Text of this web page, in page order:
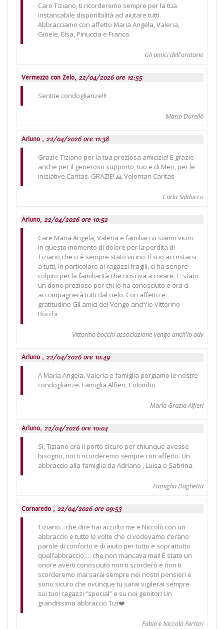
Caro Tiziano, ti ricorderemo sempre per la tua
instancabile disponibilità ad aiutare tutti.
Abbracciamo con affetto Maria Angela, Valeria,
Gioele, Elsa, Pinuccia e Franca.
Gli amici dell'oratorio
Vermezzo con Zelo, 22/04/2026 ore 12:55
Sentite condoglianze!!!
Mario Durello
Arluno , 22/04/2026 ore 11:38
Grazie Tiziano per la tua preziosa amicizia! E grazie
anche per il generoso supporto, tuo e di Meri, per le
iniziative Caritas. GRAZIE! 🙏 Volontari Caritas
Carla Salducco
Arluno, 22/04/2026 ore 10:52
Care Maria Angela, Valeria e familiari vi siamo vicini
in questo momento di dolore per la perdita di
Tiziano,che ci è sempre stato vicino. Il suo accostarsi
a tutti, in particolare ai ragazzi fragili, ci ha senpre
colpito per la familiarità che riusciva a creare. E' stato
un dono prezioso per chi lo ha conosciuto e ora ci
accompagnerà tutti dal cielo. Con affetto e
gratitudine Gli amici del Vengo anch'io Vittorino
Bocchi
Vittorino bocchi associazione Vengo anch'io odv
Arluno , 22/04/2026 ore 10:49
A Maria Angela, Valeria e famiglia porgiamo le nostre
condoglianze. Famiglia Alfieri, Colombo
Maria Grazia Alfieri
Arluno, 22/04/2026 ore 10:04
Si, Tiziano era il porto sicuro per chiunque avesse
bisogno, noi ti ricorderemo sempre con affetto. Un
abbraccio alla famiglia da Adriano , Luisa e Sabrina.
Famiglia Daghetta
Cornaredo , 22/04/2026 ore 09:53
Tiziano…che dire hai accolto me e Niccolò con un
abbraccio e tutte le volte che ci vedevamo c’erano
parole di conforto e di aiuto per tutto e soprattutto
quell’abbraccio…. che non mancava mai! È stato un
onore averti conosciuto non ti scorderò e non ti
scorderemo mai sarai sempre nei nostri pensieri e
sono sicuro che ovunque tu sarai vigilerai sempre
sui tuoi ragazzi “special” e su noi genitori Un
grandissimo abbraccio Tizi❤️
Fabio e Niccolò Ferrari